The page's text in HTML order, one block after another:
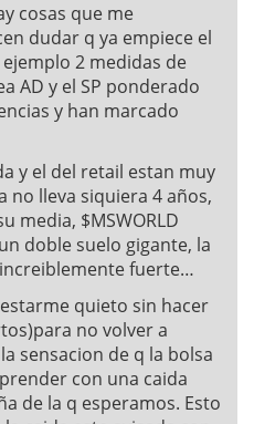
cosas que me
dudar q ya empiece el
2 medidas de
AD y el SP ponderado
y han marcado
y el del retail estan muy
no lleva siquiera 4 años,
media, $MSWORLD
doble suelo gigante, la
fuerte…
quieto sin hacer
no volver a
sensacion de q la bolsa
con una caida
de la q esperamos. Esto